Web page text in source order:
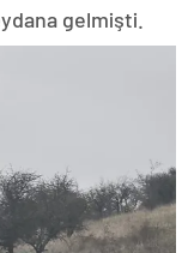
gelmişti.